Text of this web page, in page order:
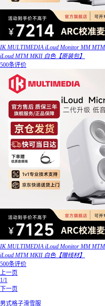
IK MULTIMEDIA iLoud Monitor MM
iLoud MTM MKII 白色【原装包】
500条评价
IK MULTIMEDIA iLoud Monitor MM
iLoud MTM MKII 白色【赠线材】
500条评价
上一页
1/1
下一页
男式格子滑雪服